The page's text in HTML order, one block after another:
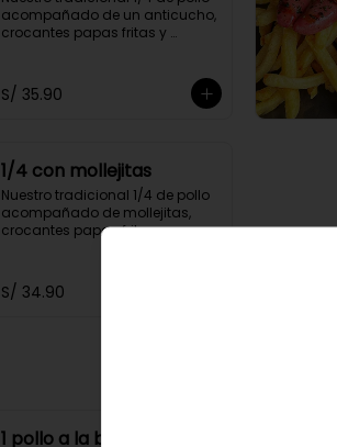
acompañado de un anticucho,
crocantes papas fritas y
S/ 35.90
1/4 con mollejitas
Nuestro tradicional 1/4 de pollo
acompañado de mollejitas,
crocantes papas fritas y
S/ 34.90
1 pollo a la brasa